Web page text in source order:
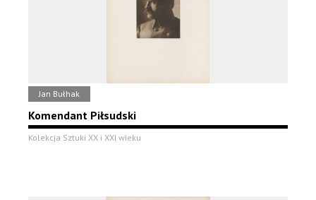
Jan Bułhak
Komendant Piłsudski
Kolekcja Sztuki XX i XXI wieku